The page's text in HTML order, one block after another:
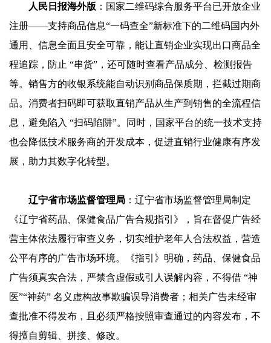
人民日报海外版 ：国家二维码综合服务平台已开放企业
注册——支持商品信息“一码查全”新标准下的二维码国内外
通用、信息全面且安全可靠，能让直销企业实现出口商品全
程追踪，防止 “串货”，还可随时查看产品成分、检测报告
等。销售方的收银系统能自动识别商品保质期，拦截过期商
品。消费者扫码即可获取直销产品从生产到销售的全流程信
息，避免陷入 “扫码陷阱”。同时，国家平台的统一技术支持
也会降低技术服务商的开发成本，促进直销行业健康有序发
展，助力其数字化转型。
辽宁省市场监督管理局 ：辽宁省市场监督管理局制定
《辽宁省药品、保健食品广告合规指引》，旨在督促广告经
营主体依法履行审查义务，切实维护老年人合法权益，营造
公平有序的广告市场环境。《指引》明确，药品、保健食品
广告须真实合法，严禁含虚假或引人误解内容，不得借 “神
医”“神药” 名义虚构故事欺骗误导消费者；相关广告未经审
查批准不得发布，且必须严格按照审查通过的内容发布，不
得擅自剪辑、拼接、修改。